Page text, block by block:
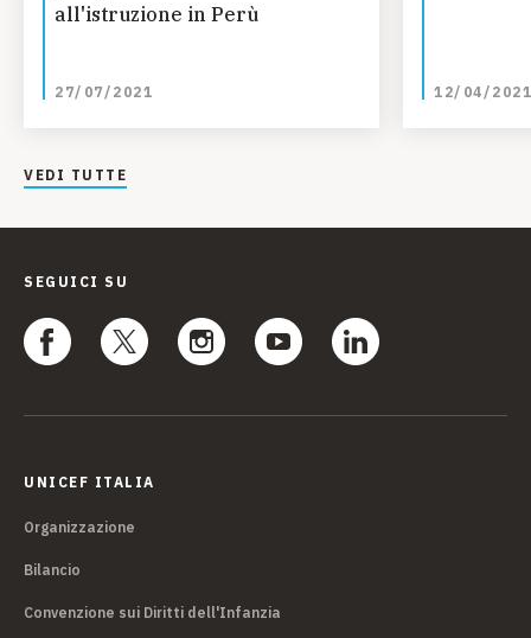
all'istruzione in Perù
27/07/2021 12/04/2021
VEDI TUTTE
SEGUICI SU
UNICEF ITALIA
Organizzazione
Bilancio
Convenzione sui Diritti dell'Infanzia